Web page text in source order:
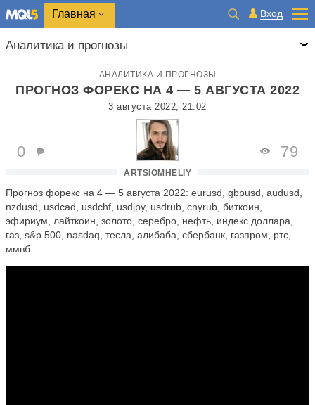
Главная Вход
Аналитика и прогнозы
АНАЛИТИКА И ПРОГНОЗЫ
ПРОГНОЗ ФОРЕКС НА 4 — 5 АВГУСТА 2022
3 августа 2022, 21:02
ARTSIOMHELIY
0 79
Прогноз форекс на 4 — 5 августа 2022: eurusd, gbpusd, audusd,
nzdusd, usdcad, usdchf, usdjpy, usdrub, cnyrub, биткоин,
эфириум, лайткоин, золото, серебро, нефть, индекс доллара,
газ, s&p 500, nasdaq, тесла, алибаба, сбербанк, газпром, ртс,
ммвб.